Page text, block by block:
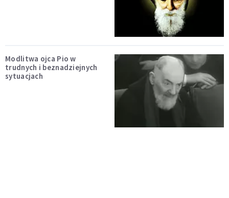
Modlitwa ojca Pio w
trudnych i beznadziejnych
sytuacjach